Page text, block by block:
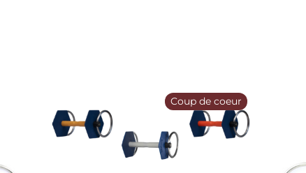
Coup de coeur